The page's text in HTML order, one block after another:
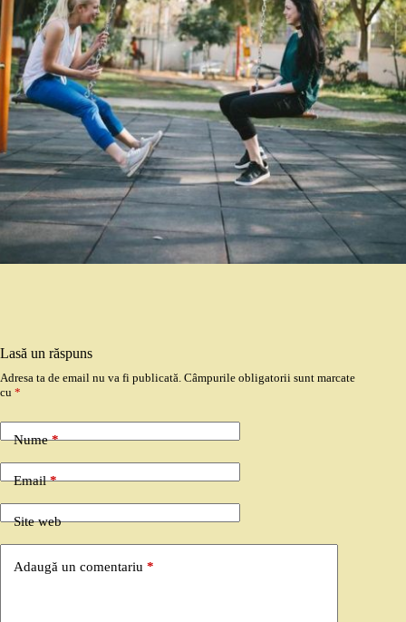
Lasă un răspuns
Adresa ta de email nu va fi publicată. Câmpurile obligatorii sunt marcate
cu *
Nume*
Email*
Site web
Adaugă un comentariu *